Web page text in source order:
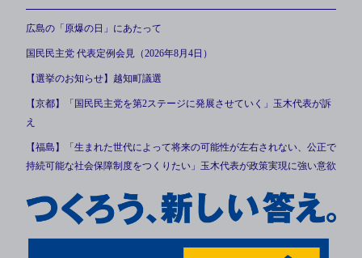
広島の「原爆の日」にあたって
国民民主党 代表定例会見（2026年8月4日）
【選挙のお知らせ】越知町議選
【京都】「国民民主党を第2ステージに発展させていく」玉木代表が訴
え
【福島】「生まれた世代によって将来の可能性が左右されない、公正で
持続可能な社会保障制度をつくりたい」玉木代表が政策実現に強い意欲